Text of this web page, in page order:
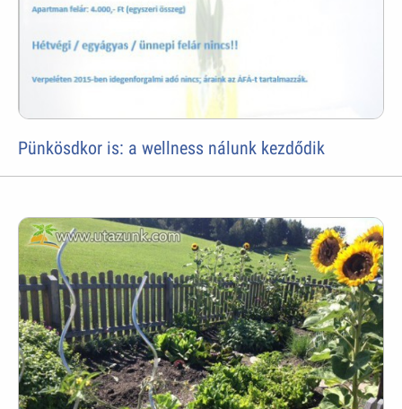
Pünkösdkor is: a wellness nálunk kezdődik